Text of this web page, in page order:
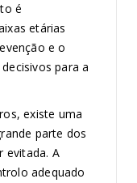
é
etárias
e o
para a
existe uma
parte dos
evitada. A
adequado